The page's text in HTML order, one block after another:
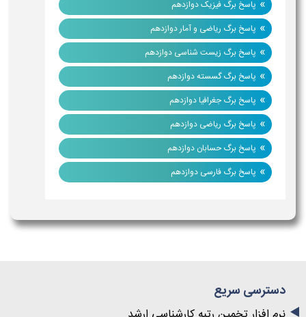
» پاسخ برگ فیزیک دوازدهم
» پاسخ برگ ریاضی و آمار دوازدهم
» پاسخ برگ زیست شناسی دوازدهم
» پاسخ برگ گسسته دوازدهم
» پاسخ برگ جغرافیا دوازدهم
» پاسخ برگ ریاضی دوازدهم
» پاسخ برگ حسابان دوازدهم
» پاسخ برگ فارسی دوازدهم
دسترسی سریع